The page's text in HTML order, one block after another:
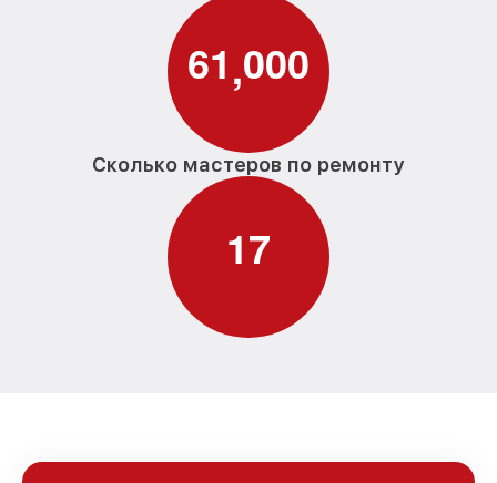
61,000
Сколько мастеров по ремонту
17